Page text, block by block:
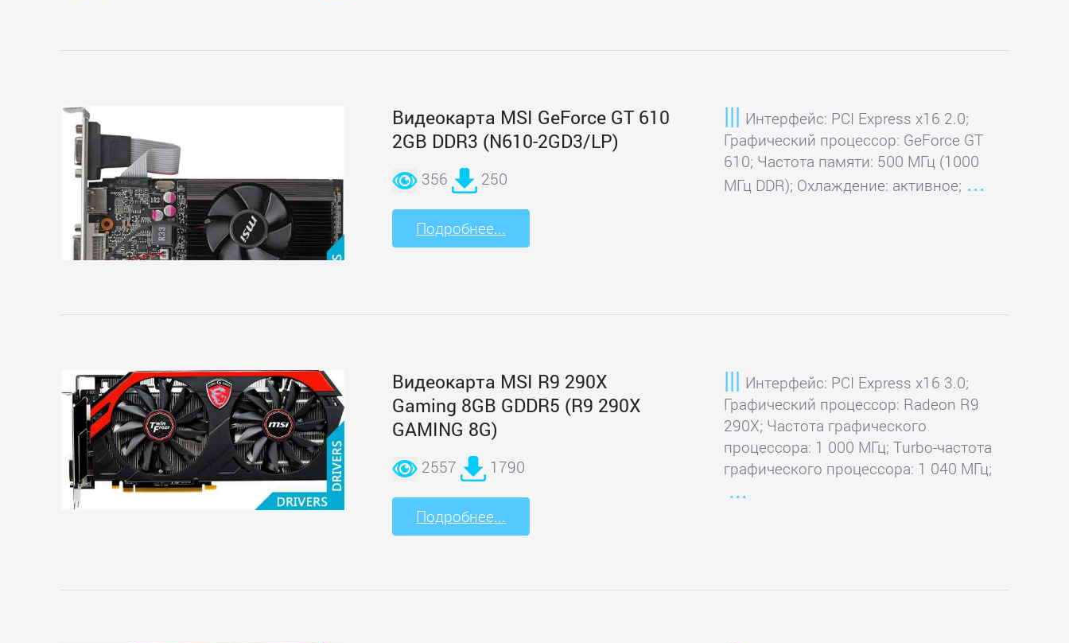
Видеокарта MSI GeForce GT 610
2GB DDR3 (N610-2GD3/LP)
356 250
Подробнее...
Интерфейс: PCI Express x16 2.0;
Графический процессор: GeForce GT
610; Частота памяти: 500 МГц (1000
МГц DDR); Охлаждение: активное;
Видеокарта MSI R9 290X
Gaming 8GB GDDR5 (R9 290X
GAMING 8G)
2557 1790
Подробнее...
Интерфейс: PCI Express x16 3.0;
Графический процессор: Radeon R9
290X; Частота графического
процессора: 1 000 МГц; Turbo-частота
графического процессора: 1 040 МГц;
Pegatron
Sapphire
SPARKLE
VTX3D